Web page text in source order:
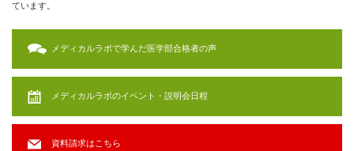
ています。
メディカルラボで学んだ医学部合格者の声
メディカルラボのイベント・説明会日程
資料請求はこちら